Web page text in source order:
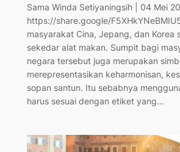
Sama Winda Setiyaningsih | 04 Mei
https://share.google/
masyarakat Cina, Jepang, dan Korea
sekedar alat makan. Sumpit bagi
negara tersebut juga merupakan
merepresentasikan keharmonisan,
sopan santun. Itu sebabnya
harus sesuai dengan etiket yang…